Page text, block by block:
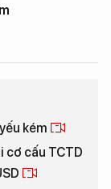
kém
cơ cấu TCTD